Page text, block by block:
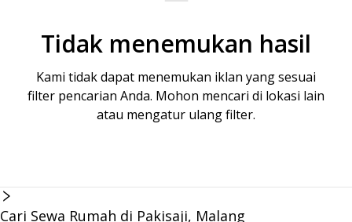
Tidak menemukan hasil
Kami tidak dapat menemukan iklan yang sesuai
filter pencarian Anda. Mohon mencari di lokasi lain
atau mengatur ulang filter.
Cari Sewa Rumah di Pakisaji, Malang